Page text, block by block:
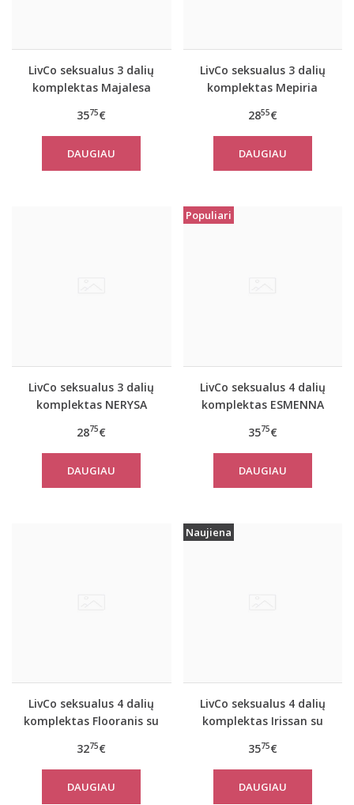
LivCo seksualus 3 dalių
komplektas Majalesa
3575€
DAUGIAU
LivCo seksualus 3 dalių
komplektas Mepiria
2855€
DAUGIAU
LivCo seksualus 3 dalių
komplektas NERYSA
2875€
DAUGIAU
Populiari
LivCo seksualus 4 dalių
komplektas ESMENNA
3575€
DAUGIAU
LivCo seksualus 4 dalių
komplektas Flooranis su
3275€
DAUGIAU
Naujiena
LivCo seksualus 4 dalių
komplektas Irissan su
3575€
DAUGIAU